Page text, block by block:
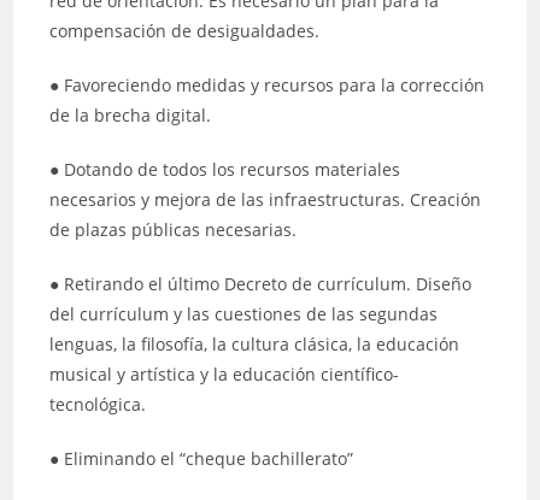
compensación de desigualdades.
● Favoreciendo medidas y recursos para la corrección
de la brecha digital.
● Dotando de todos los recursos materiales
necesarios y mejora de las infraestructuras. Creación
de plazas públicas necesarias.
● Retirando el último Decreto de currículum. Diseño
del currículum y las cuestiones de las segundas
lenguas, la filosofía, la cultura clásica, la educación
musical y artística y la educación científico-
tecnológica.
● Eliminando el “cheque bachillerato”